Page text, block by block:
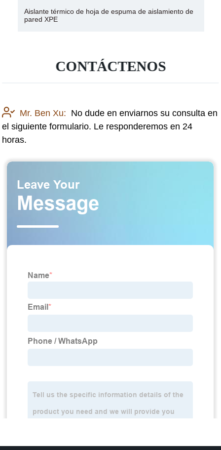
Aislante térmico de hoja de espuma de aislamiento de
pared XPE
CONTÁCTENOS
Mr. Ben Xu: No dude en enviarnos su consulta en
el siguiente formulario. Le responderemos en 24
horas.